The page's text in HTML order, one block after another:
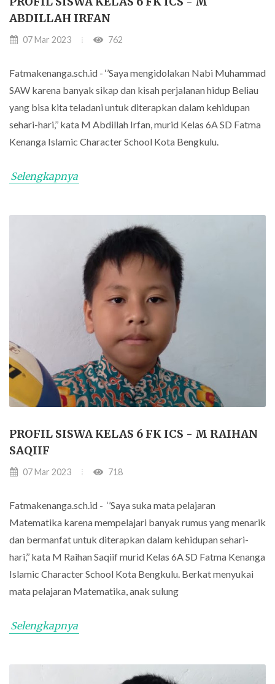
ABDILLAH IRFAN
07 Mar 2023 762
Fatmakenanga.sch.id - ‘’Saya mengidolakan Nabi Muhammad
SAW karena banyak sikap dan kisah perjalanan hidup Beliau
yang bisa kita teladani untuk diterapkan dalam kehidupan
sehari-hari,’’ kata M Abdillah Irfan, murid Kelas 6A SD Fatma
Kenanga Islamic Character School Kota Bengkulu.
Selengkapnya
PROFIL SISWA KELAS 6 FK ICS - M RAIHAN
SAQIIF
07 Mar 2023 718
Fatmakenanga.sch.id - ‘’Saya suka mata pelajaran
Matematika karena mempelajari banyak rumus yang menarik
dan bermanfat untuk diterapkan dalam kehidupan sehari-
hari,’’ kata M Raihan Saqiif murid Kelas 6A SD Fatma Kenanga
Islamic Character School Kota Bengkulu. Berkat menyukai
mata pelajaran Matematika, anak sulung
Selengkapnya